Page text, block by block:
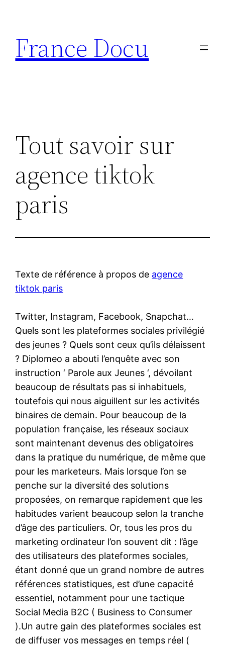
contenu
France Docu
Tout savoir sur
agence tiktok
paris
Texte de référence à propos de agence
tiktok paris
Twitter, Instagram, Facebook, Snapchat…
Quels sont les plateformes sociales privilégié
des jeunes ? Quels sont ceux qu’ils délaissent
? Diplomeo a abouti l’enquête avec son
instruction ‘ Parole aux Jeunes ‘, dévoilant
beaucoup de résultats pas si inhabituels,
toutefois qui nous aiguillent sur les activités
binaires de demain. Pour beaucoup de la
population française, les réseaux sociaux
sont maintenant devenus des obligatoires
dans la pratique du numérique, de même que
pour les marketeurs. Mais lorsque l’on se
penche sur la diversité des solutions
proposées, on remarque rapidement que les
habitudes varient beaucoup selon la tranche
d’âge des particuliers. Or, tous les pros du
marketing ordinateur l’on souvent dit : l’âge
des utilisateurs des plateformes sociales,
étant donné que un grand nombre de autres
références statistiques, est d’une capacité
essentiel, notamment pour une tactique
Social Media B2C ( Business to Consumer
).Un autre gain des plateformes sociales est
de diffuser vos messages en temps réel (